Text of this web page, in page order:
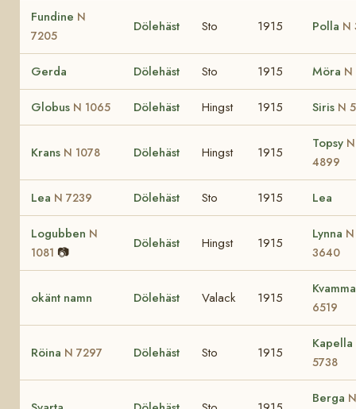
Fundine N
7205
Dölehäst Sto 1915 Polla N
Gerda Dölehäst Sto 1915 Möra N
Globus N 1065 Dölehäst Hingst 1915 Siris N
Krans N 1078 Dölehäst Hingst 1915
Topsy N
4899
Lea N 7239 Dölehäst Sto 1915 Lea
Logubben N
1081 📷
Dölehäst Hingst 1915
Lynna N
3640
okänt namn Dölehäst Valack 1915
6519
Röina N 7297 Dölehäst Sto 1915
Kapella
5738
Berga N